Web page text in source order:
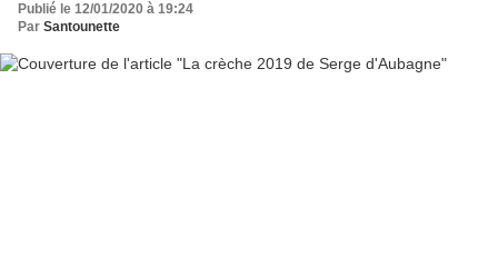
Publié le 12/01/2020 à 19:24
Par Santounette